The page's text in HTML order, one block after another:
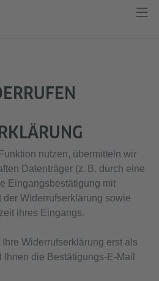
nutzen, übermitteln wir
Datenträger (z. B. durch eine
Eingangsbestätigung mit
der Widerrufserklärung sowie
ihres Eingangs.
Widerrufserklärung erst als
die Bestätigungs‑E‑Mail